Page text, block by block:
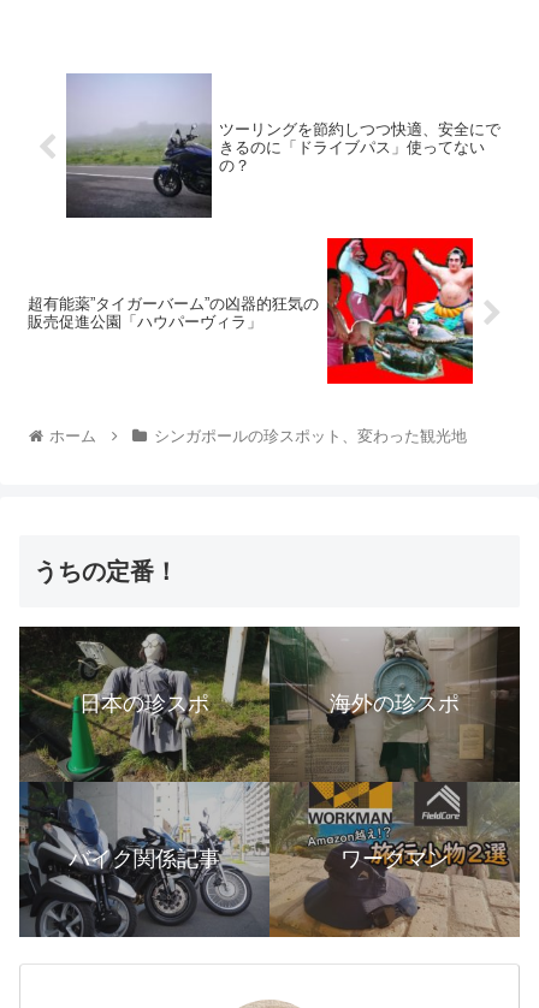
ツーリングを節約しつつ快適、安全にで
きるのに「ドライブパス」使ってない
の？
超有能薬”タイガーバーム”の凶器的狂気の
販売促進公園「ハウパーヴィラ」
ホーム シンガポールの珍スポット、変わった観光地
うちの定番！
日本の珍スポ 海外の珍スポ
バイク関係記事 ワークマン